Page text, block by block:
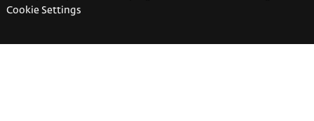
Cookie Settings